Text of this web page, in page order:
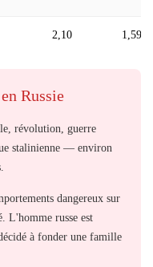
2,10 1,59
Russie
révolution, guerre
stalinienne — environ
dangereux sur
L'homme russe est
à fonder une famille